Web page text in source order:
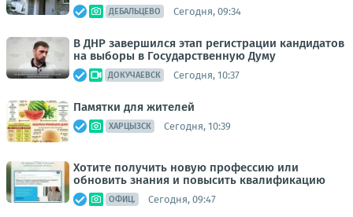
ДЕБАЛЬЦЕВО Сегодня, 09:34
В ДНР завершился этап регистрации кандидатов
на выборы в Государственную Думу
ДОКУЧАЕВСК Сегодня, 10:37
Памятки для жителей
ХАРЦЫЗСК Сегодня, 10:39
Хотите получить новую профессию или
обновить знания и повысить квалификацию
ОФИЦ. Сегодня, 09:47